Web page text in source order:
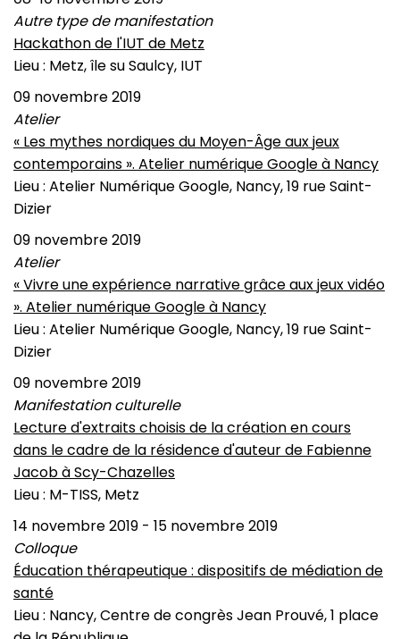
Autre type de manifestation
Hackathon de l'IUT de Metz
Lieu : Metz, île su Saulcy, IUT
09 novembre 2019
Atelier
« Les mythes nordiques du Moyen-Âge aux jeux
contemporains ». Atelier numérique Google à Nancy
Lieu : Atelier Numérique Google, Nancy, 19 rue Saint-
Dizier
09 novembre 2019
Atelier
« Vivre une expérience narrative grâce aux jeux vidéo
». Atelier numérique Google à Nancy
Lieu : Atelier Numérique Google, Nancy, 19 rue Saint-
Dizier
09 novembre 2019
Manifestation culturelle
Lecture d'extraits choisis de la création en cours
dans le cadre de la résidence d'auteur de Fabienne
Jacob à Scy-Chazelles
Lieu : M-TISS, Metz
14 novembre 2019 - 15 novembre 2019
Colloque
Éducation thérapeutique : dispositifs de médiation de
santé
Lieu : Nancy, Centre de congrès Jean Prouvé, 1 place